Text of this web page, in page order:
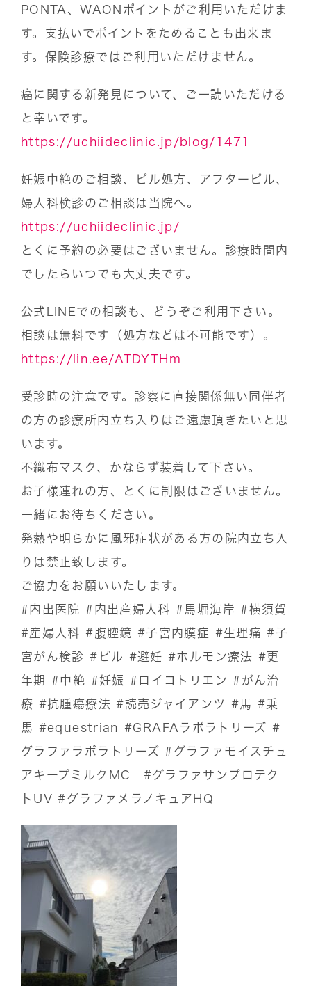
PONTA、WAONポイントがご利用いただけま
す。支払いでポイントをためることも出来ま
す。保険診療ではご利用いただけません。
癌に関する新発見について、ご一読いただける
と幸いです。
https://uchiideclinic.jp/blog/1471
妊娠中絶のご相談、ピル処方、アフターピル、
婦人科検診のご相談は当院へ。
https://uchiideclinic.jp/
とくに予約の必要はございません。診療時間内
でしたらいつでも大丈夫です。
公式LINEでの相談も、どうぞご利用下さい。
相談は無料です（処方などは不可能です）。
https://lin.ee/ATDYTHm
受診時の注意です。診察に直接関係無い同伴者
の方の診療所内立ち入りはご遠慮頂きたいと思
います。
不織布マスク、かならず装着して下さい。
お子様連れの方、とくに制限はございません。
一緒にお待ちください。
発熱や明らかに風邪症状がある方の院内立ち入
りは禁止致します。
ご協力をお願いいたします。
#内出医院
#内出産婦人科 #馬堀海岸 #横須賀
#産婦人科 #腹腔鏡 #子宮内膜症 #生理痛 #子
宮がん検診 #ピル #避妊 #ホルモン療法 #更
年期
#中絶 #妊娠 #ロイコトリエン #がん治
療 #抗腫瘍療法 #読売ジャイアンツ #馬
#乗
馬
#equestrian #GRAFAラボラトリーズ #
グラファラボラトリーズ #グラファモイスチュ
アキープミルクMC
#グラファサンプロテク
トUV #グラファメラノキュアHQ